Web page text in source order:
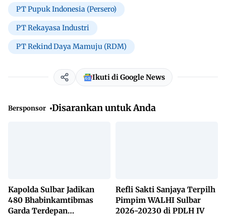
PT Pupuk Indonesia (Persero)
PT Rekayasa Industri
PT Rekind Daya Mamuju (RDM)
Ikuti di Google News
Bersponsor Disarankan untuk Anda
Kapolda Sulbar Jadikan
480 Bhabinkamtibmas
Garda Terdepan
Refli Sakti Sanjaya Terpilh
Pimpim WALHI Sulbar
2026-20230 di PDLH IV